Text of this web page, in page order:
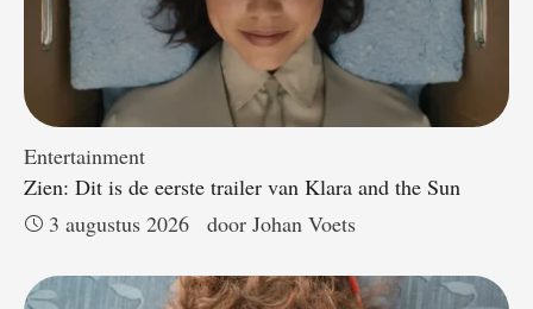
Entertainment
Zien: Dit is de eerste trailer van Klara and the Sun
3 augustus 2026
door Johan Voets